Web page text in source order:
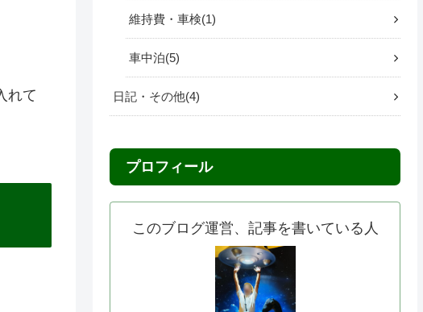
れて
維持費・車検 1
車中泊 5
日記・その他 4
プロフィール
このブログ運営、記事を書いている人